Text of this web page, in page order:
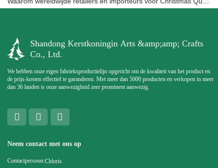
Shandong Kerstkoningin Arts &amp;amp; Crafts
Co., Ltd.
We hebben onze eigen fabrieksproductielijn opgericht om de kwaliteit van het product en
de prijs-kosten effectief te garanderen. Met meer dan 5000 producten en verkopen in meer
dan 36 landen is onze aanwezigheid zeer prominent aanwezig.
Neem contact met ons op
Contactpersoon:Chloris